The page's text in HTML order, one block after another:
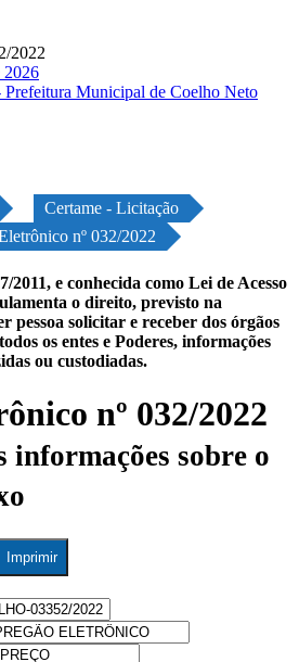
2022
2026
Certame - Licitação
nº 032/2022
2011, e conhecida como Lei de Acesso
o direito, previsto na
pessoa solicitar e receber dos órgãos
os entes e Poderes, informações
ou custodiadas.
nº 032/2022
informações sobre o
Imprimir